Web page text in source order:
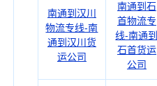
南通到汉川
物流专线-南
通到汉川货
运公司
南通到石
首物流专
线-南通到
石首货运
公司